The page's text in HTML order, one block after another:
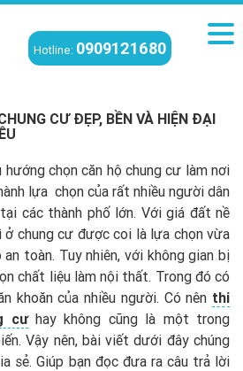
Hotline: 0909121680
Mẫu cửa sắt chung cư đẹp, bền và hiện đại
CƯ ĐẸP, BỀN VÀ HIỆN ĐẠI
hướng chọn căn hộ chung cư làm nơi
lựa chọn của rất nhiều người dân
các thành phố lớn. Với giá đất nề
chung cư được coi là lựa chọn vừa
toàn. Tuy nhiên, với không gian bị
chất liệu làm nội thất. Trong đó có
khoăn của nhiều người. Có nên thi
cưhay không cũng là một trong
Vậy nên, bài viết dưới đây chúng
sẻ. Giúp bạn đọc đưa ra câu trả lời